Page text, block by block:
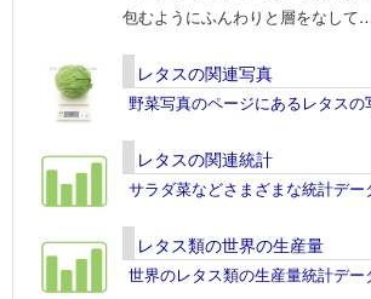
包むようにふんわりと層をなして
レタスの関連写真
野菜写真のページにあるレタスの
レタスの関連統計
サラダ菜などさまざまな統計デ
レタス類の世界の生産量
世界のレタス類の生産量統計デ